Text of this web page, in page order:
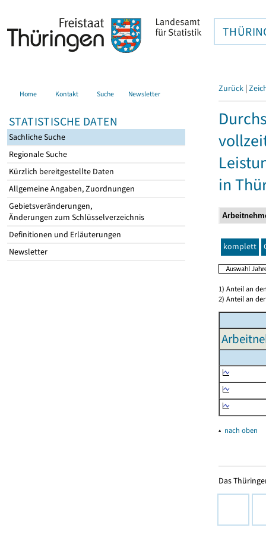
Home Kontakt Suche Newsletter
STATISTISCHE DATEN
Sachliche Suche
Regionale Suche
Kürzlich bereitgestellte Daten
Allgemeine Angaben, Zuordnungen
Gebietsveränderungen,
Änderungen zum Schlüsselverzeichnis
Definitionen und Erläuterungen
Newsletter
Zurück |
in
komplett
1) Anteil an
2) Anteil an
▴ nach oben
Das